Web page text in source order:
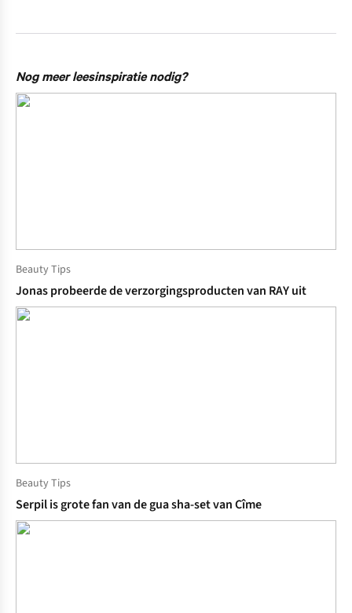
Nog meer leesinspiratie nodig?
Beauty Tips
Jonas probeerde de verzorgingsproducten van RAY uit
Beauty Tips
Serpil is grote fan van de gua sha-set van Cîme